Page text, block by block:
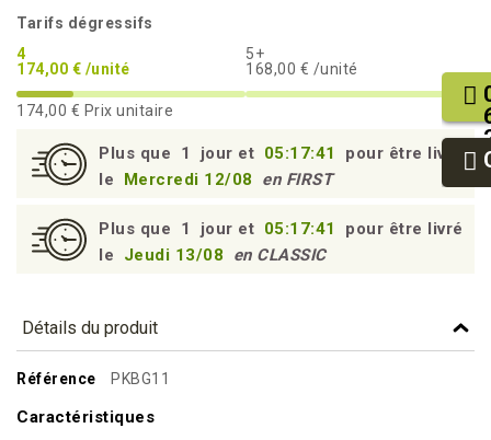
Tarifs dégressifs
4
174,00 € /unité
5+
168,00 € /unité
174,00 € Prix unitaire
Plus que 1 jour et 05:17:40
pour être livré
le
Mercredi 12/08 en FIRST
Plus que 1 jour et 05:17:40
pour être livré
le
Jeudi 13/08 en CLASSIC
Détails du produit
Référence PKBG11
Caractéristiques